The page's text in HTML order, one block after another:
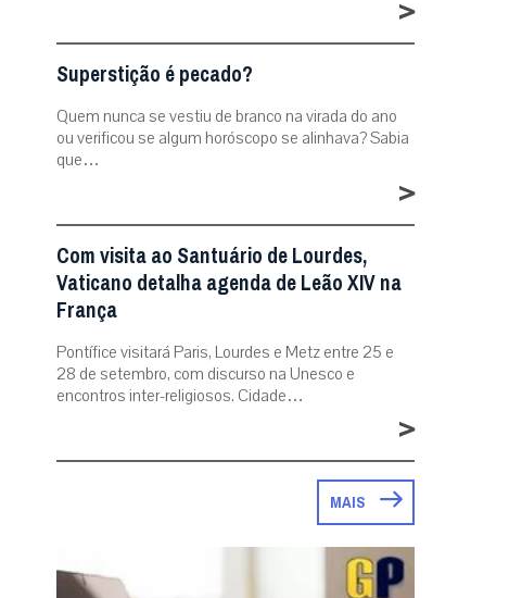
>
Superstição é pecado?
Quem nunca se vestiu de branco na virada do ano
ou verificou se algum horóscopo se alinhava? Sabia
que…
>
Com visita ao Santuário de Lourdes,
Vaticano detalha agenda de Leão XIV na
França
Pontífice visitará Paris, Lourdes e Metz entre 25 e
28 de setembro, com discurso na Unesco e
encontros inter-religiosos. Cidade…
>
MAIS